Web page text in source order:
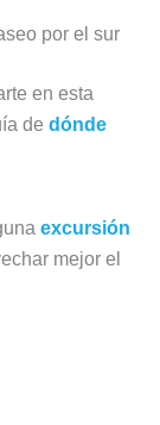
por el sur
en esta
de dónde
excursión
mejor el